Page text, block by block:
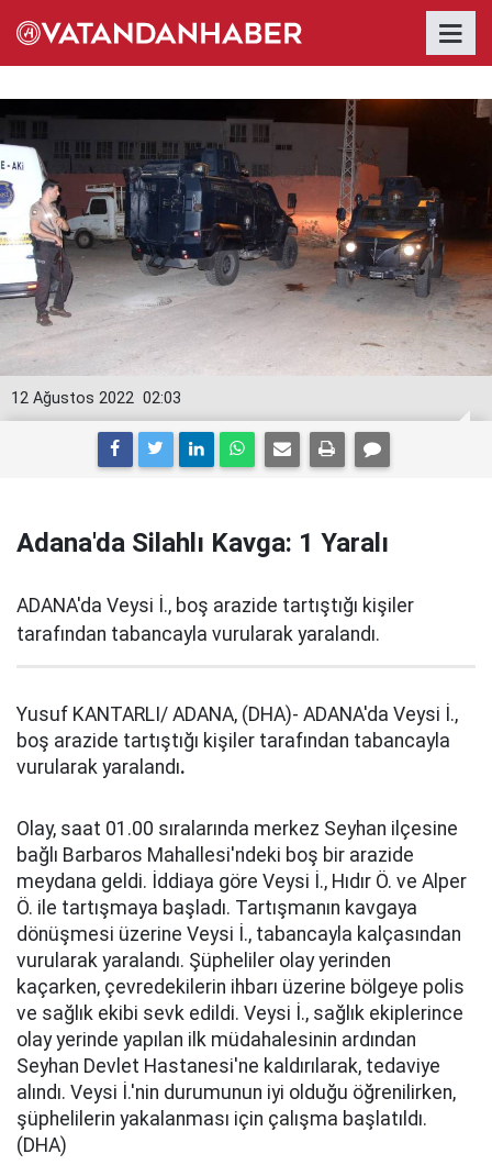
02:03
12 Ağustos 2022
Adana'da Silahlı Kavga: 1 Yaralı
ADANA'da Veysi İ., boş arazide tartıştığı kişiler
tarafından tabancayla vurularak yaralandı.
Yusuf KANTARLI/ ADANA, (DHA)- ADANA'da Veysi İ.,
boş arazide tartıştığı kişiler tarafından tabancayla
vurularak yaralandı.
Olay, saat 01.00 sıralarında merkez Seyhan ilçesine
bağlı Barbaros Mahallesi'ndeki boş bir arazide
meydana geldi. İddiaya göre Veysi İ., Hıdır Ö. ve Alper
Ö. ile tartışmaya başladı. Tartışmanın kavgaya
dönüşmesi üzerine Veysi İ., tabancayla kalçasından
vurularak yaralandı. Şüpheliler olay yerinden
kaçarken, çevredekilerin ihbarı üzerine bölgeye polis
ve sağlık ekibi sevk edildi. Veysi İ., sağlık ekiplerince
olay yerinde yapılan ilk müdahalesinin ardından
Seyhan Devlet Hastanesi'ne kaldırılarak, tedaviye
alındı. Veysi İ.'nin durumunun iyi olduğu öğrenilirken,
şüphelilerin yakalanması için çalışma başlatıldı.
(DHA)